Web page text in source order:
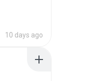
10 days ago